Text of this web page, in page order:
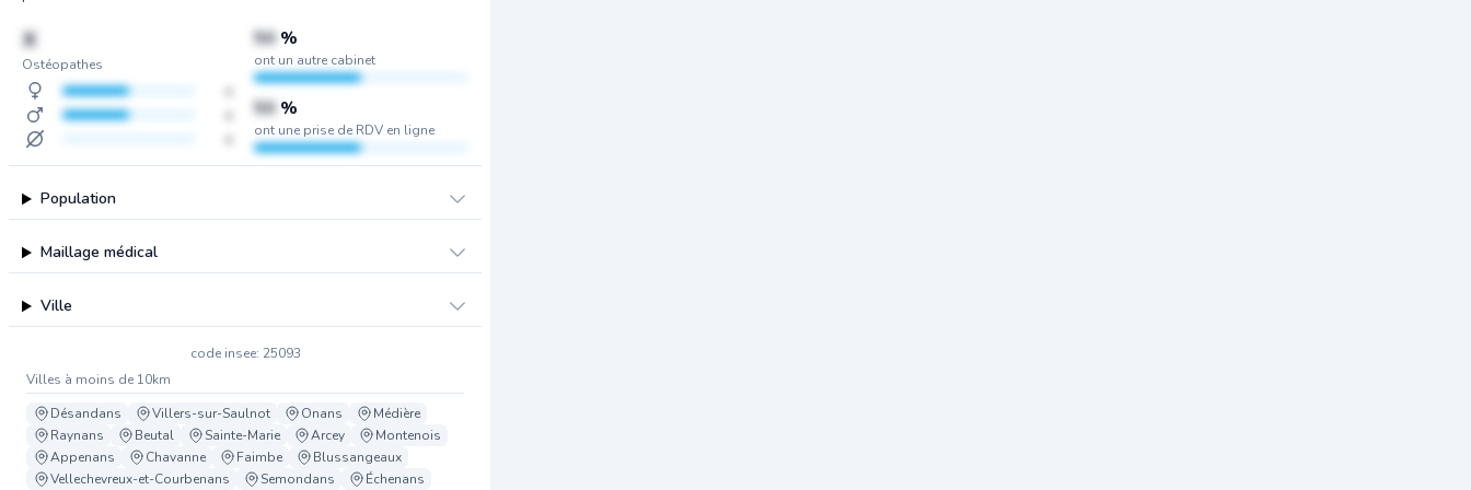
X
Ostéopathes
50 %
ont un autre cabinet
50 %
ont une prise de RDV en ligne
Population
Maillage médical
Ville
code insee: 25093
Villes à moins de 10km
Désandans
Villers-sur-Saulnot Onans
Médière
Raynans
Beutal Sainte-Marie Arcey
Montenois
Appenans
Chavanne Faimbe
Blussangeaux
Vellechevreux-et-Courbenans
Semondans Échenans